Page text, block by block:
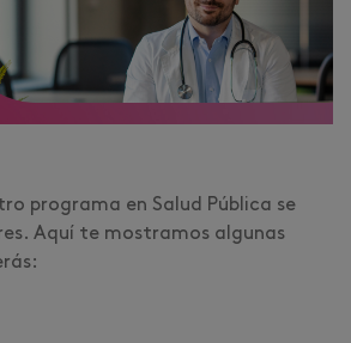
programa en Salud Pública se
Aquí te mostramos algunas